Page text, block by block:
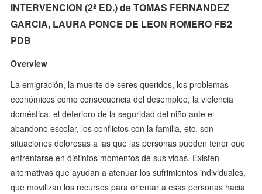
INTERVENCION (2ª ED.) de TOMAS FERNANDEZ
GARCIA, LAURA PONCE DE LEON ROMERO FB2
PDB
Overview
La emigración, la muerte de seres queridos, los problemas
económicos como consecuencia del desempleo, la violencia
doméstica, el deterioro de la seguridad del niño ante el
abandono escolar, los conflictos con la familia, etc. son
situaciones dolorosas a las que las personas pueden tener que
enfrentarse en distintos momentos de sus vidas. Existen
alternativas que ayudan a atenuar los sufrimientos individuales,
que movilizan los recursos para orientar a esas personas hacia